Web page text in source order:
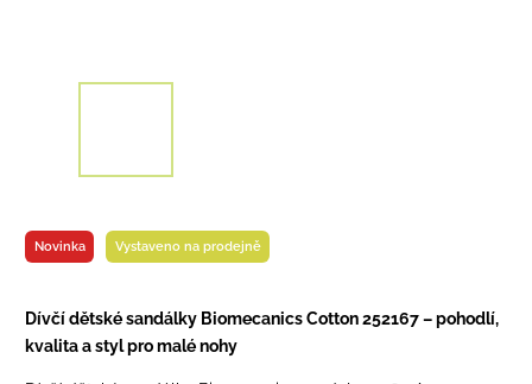
Novinka Vystaveno na prodejně
Dívčí dětské sandálky Biomecanics Cotton 252167 – pohodlí,
kvalita a styl pro malé nohy